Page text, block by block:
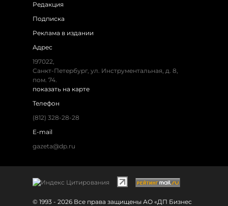
Редакция
Подписка
Реклама в издании
Адрес
197022,
Санкт-Петербург, ул. Инструментальная, д. 8,
пом. 74.
показать на карте
Телефон
(812) 328-28-28
E-mail
gazeta@dp.ru
© 1993 - 2026 Все права защищены АО «ДП Бизнес